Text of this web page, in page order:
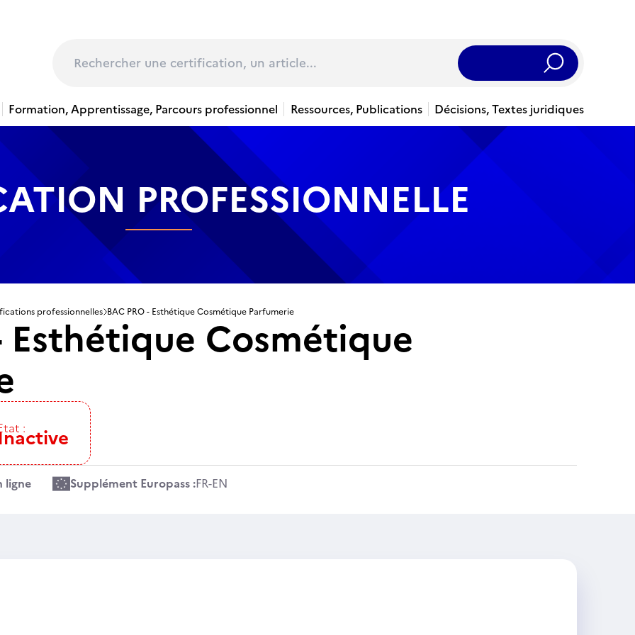
Rechercher
Formation, Apprentissage, Parcours professionnel Ressources, Publications Décisions, Textes juridiques
PROFESSIONNELLE
professionnelles BAC PRO - Esthétique Cosmétique Parfumerie
Esthétique Cosmétique
:
ligne Supplément Europass :FR-EN